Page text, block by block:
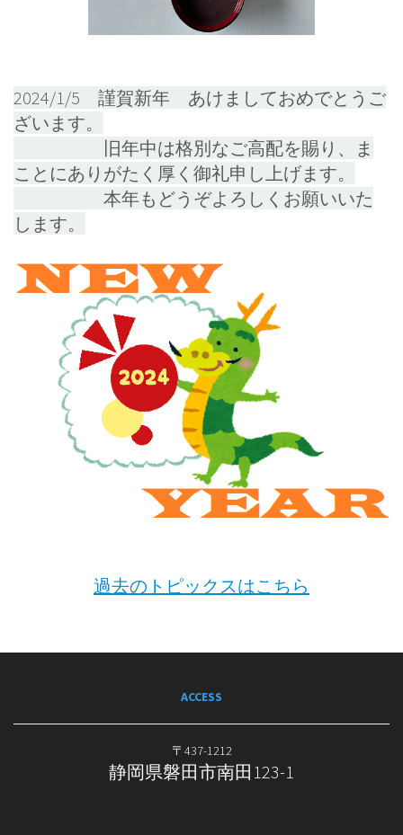
2024/1/5 謹賀新年 あけましておめでとうご
ざいます。
旧年中は格別なご高配を賜り、ま
ことにありがたく厚く御礼申し上げます。
本年もどうぞよろしくお願いいた
します。
過去のトピックスはこちら
ACCESS
〒437-1212
静岡県磐田市南田123-1